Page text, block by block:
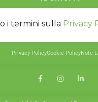
i termini sulla Privacy
Privacy PolicyCookie PolicyNote